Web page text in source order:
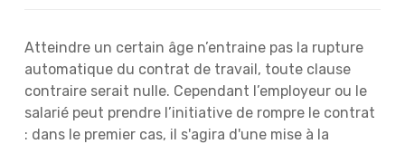
Atteindre un certain âge n’entraine pas la rupture
automatique du contrat de travail, toute clause
contraire serait nulle. Cependant l’employeur ou le
salarié peut prendre l’initiative de rompre le contrat
: dans le premier cas, il s'agira d'une mise à la